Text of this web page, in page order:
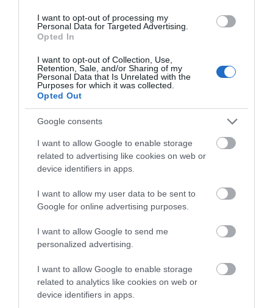
I want to opt-out of processing my
Personal Data for Targeted Advertising.
Opted In
I want to opt-out of Collection, Use,
Retention, Sale, and/or Sharing of my
Personal Data that Is Unrelated with the
Purposes for which it was collected.
Opted Out
Google consents
I want to allow Google to enable storage
related to advertising like cookies on web or
device identifiers in apps.
I want to allow my user data to be sent to
Google for online advertising purposes.
I want to allow Google to send me
personalized advertising.
I want to allow Google to enable storage
related to analytics like cookies on web or
device identifiers in apps.
ικανότητα στο επίκεντρο
Πρόσφατα Άρθρα
γενιά συναντά τη
ναυτοσύνη του νησιού
09/08/2026
ΠΡΟΣΟΧΗ: Πολύ υψηλός
κίνδυνος πυρκαγιάς στις
08/08/2026
Φωτογραφίες-κειμήλια από
καλοκαίρια στην Άνδρο –
Από τον 19ο αιώνα μέχρι